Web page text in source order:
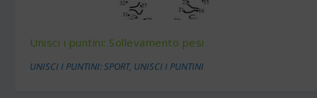
Unisci i puntini: Sollevamento pesi
UNISCI I PUNTINI: SPORT, UNISCI I PUNTINI